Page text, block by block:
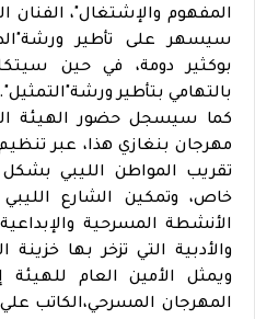
المفهوم والإشتغال"، الفنان
سيسهر على تأطير
بوكثير دومة، في حين
بالتهامي بتأطير ورشة"التمثيل".
كما سيسجل حضور الهيئة
مهرجان بنغازي هذا، عبر
تقريب المواطن الليبي
خاص، وتمكين الشارع
الأنشطة المسرحية
والأدبية التي تزخر بها
ويمثل الأمين العام
المهرجان المسرحي،الكاتب